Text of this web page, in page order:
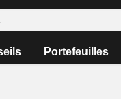
Portefeuilles